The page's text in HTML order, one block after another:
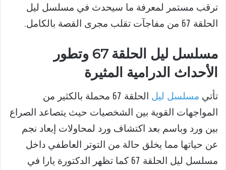
ترقب مستمر لمعرفة ما سيحدث في مسلسل ليل
الحلقة 67 من مفاجآت تقلب مجرى القصة بالكامل.
مسلسل ليل الحلقة 67 وتطور
الأحداث الدرامية المثيرة
تأتي مسلسل ليل
الحلقة 67 محملة بالكثير من
المواجهات القوية بين الشخصيات حيث يتصاعد الصراع
بين ورد وباسم بعد اكتشاف ورد لمحاولات إبعاد نجم
عن حياتها مما يخلق حالة من التوتر العاطفي داخل
مسلسل ليل الحلقة 67 كما تظهر الدكتورة يارا في